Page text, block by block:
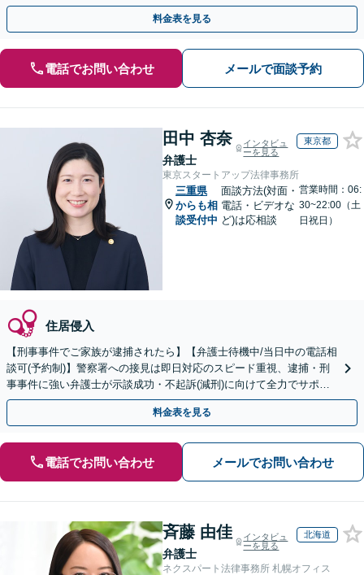
行・傷害／横領／飲酒運転ほか【夜間相談可（要相談）】
料金表を見る
電話でお問い合わせ メールで面談予約
田中 杏奈
弁護士
インタビュ
ーを見る
東京都
東京スタートアップ法律事務所
三重県
からも相
談受付中
面談方法(対面・
電話・ビデオな
ど)は応相談
営業時間：06:
30~22:00（土
日祝日）
住居侵入
【刑事事件でご家族が逮捕されたら】【弁護士待機中/当日中の電話相
談可(予約制)】警察署への接見は即日対応のスピード重視、逮捕・刑
事事件に強い弁護士が示談成功・不起訴(減刑)に向けて全力でサポー
トします。【加害者側の相談専門】
料金表を見る
電話でお問い合わせ メールでお問い合わせ
斉藤 由佳
弁護士
インタビュ
ーを見る
北海道
ネクスパート法律事務所 札幌オフィス